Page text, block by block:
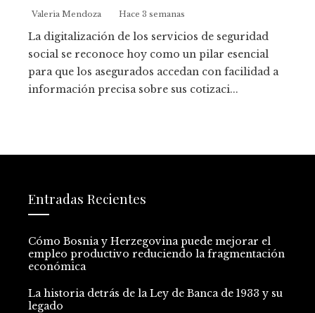
Valeria Mendoza Hace 3 semanas
La digitalización de los servicios de seguridad
social se reconoce hoy como un pilar esencial
para que los asegurados accedan con facilidad a
información precisa sobre sus cotizaci...
Entradas Recientes
Cómo Bosnia y Herzegovina puede mejorar el
empleo productivo reduciendo la fragmentación
económica
La historia detrás de la Ley de Banca de 1933 y su
legado